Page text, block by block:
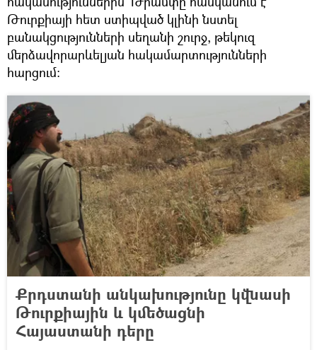
Թուրքիայի հետ ստիպված կլինի նստել
բանակցությունների սեղանի շուրջ, թեկուզ
մերձավորարևելյան հակամարտությունների
հարցում։
Քրդստանի անկախությունը կվնասի
Թուրքիային և կմեծացնի
Հայաստանի դերը